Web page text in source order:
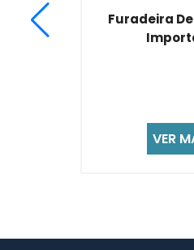
Furadeira De Bancada
Importada